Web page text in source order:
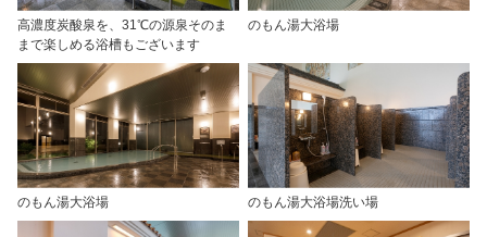
高濃度炭酸泉を、31℃の源泉そのま
まで楽しめる浴槽もございます
のもん湯大浴場
のもん湯大浴場 のもん湯大浴場洗い場